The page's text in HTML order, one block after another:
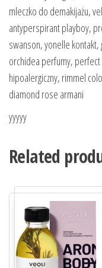
mleczko do demakijażu,
antyperspirant playboy,
swanson, yonelle
orchidea perfumy,
hipoalergiczny, rimmel
diamond rose armani
yyyyy
Related